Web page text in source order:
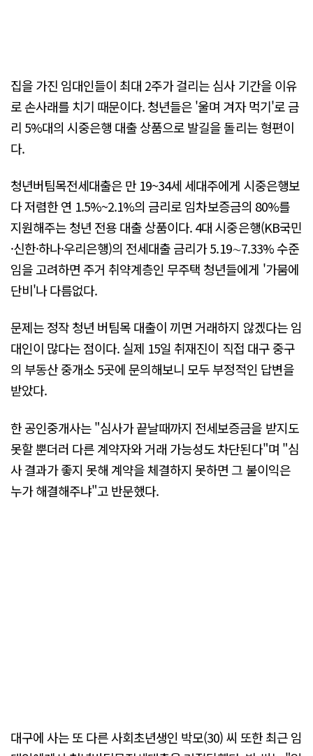
집을 가진 임대인들이 최대 2주가 걸리는 심사 기간을 이유
로 손사래를 치기 때문이다. 청년들은 '울며 겨자 먹기'로 금
리 5%대의 시중은행 대출 상품으로 발길을 돌리는 형편이
다.
청년버팀목전세대출은 만 19~34세 세대주에게 시중은행보
다 저렴한 연 1.5%~2.1%의 금리로 임차보증금의 80%를
지원해주는 청년 전용 대출 상품이다. 4대 시중은행(KB국민
·신한·하나·우리은행)의 전세대출 금리가 5.19∼7.33% 수준
임을 고려하면 주거 취약계층인 무주택 청년들에게 '가뭄에
단비'나 다름없다.
문제는 정작 청년 버팀목 대출이 끼면 거래하지 않겠다는 임
대인이 많다는 점이다. 실제 15일 취재진이 직접 대구 중구
의 부동산 중개소 5곳에 문의해보니 모두 부정적인 답변을
받았다.
한 공인중개사는 "심사가 끝날때까지 전세보증금을 받지도
못할 뿐더러 다른 계약자와 거래 가능성도 차단된다"며 "심
사 결과가 좋지 못해 계약을 체결하지 못하면 그 불이익은
누가 해결해주냐"고 반문했다.
대구에 사는 또 다른 사회초년생인 박모(30) 씨 또한 최근 임